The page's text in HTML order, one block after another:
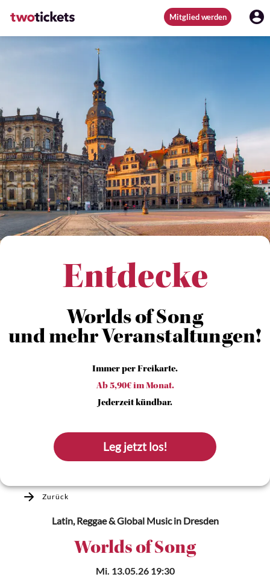
Mitglied werden
Entdecke
Worlds of Song
und mehr Veranstaltungen!
Immer per Freikarte.
Ab 5,90€ im Monat.
Jederzeit kündbar.
Leg jetzt los!
Zurück
Latin, Reggae & Global Musicin Dresden
Worlds of Song
Mi. 13.05.26 19:30